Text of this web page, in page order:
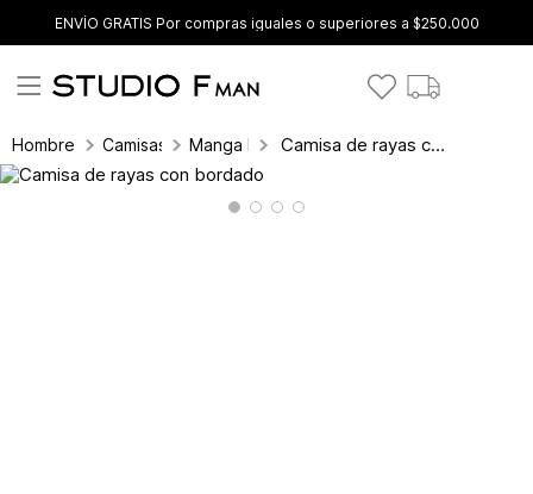
ENVÍO GRATIS Por compras iguales o superiores a $250.000
Hombre Camisas Manga Larga Camisa de rayas con bordado